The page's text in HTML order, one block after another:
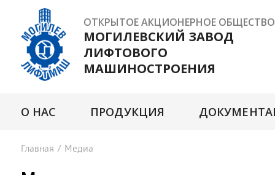
ОТКРЫТОЕ АКЦИОНЕРНОЕ ОБЩЕСТВО
МОГИЛЕВСКИЙ ЗАВОД
ЛИФТОВОГО
МАШИНОСТРОЕНИЯ
О НАС ПРОДУКЦИЯ
Главная / Медиа